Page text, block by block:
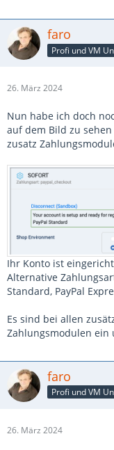
faro
26. März 2024
Nun habe ich doch
auf dem Bild zu
zusatz
Ihr Konto ist
Alternative
Standard, PayPal
Es sind bei allen
Zahlungsmodulen ein
faro
26. März 2024